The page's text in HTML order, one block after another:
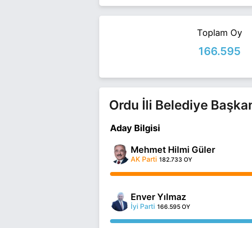
YILMAZ, 22. VE 23.
OLARAK GÖREV YAPTI.
AK PARTI’DEN ORDU
Toplam Oy
166.595
Ordu İli Belediye
Aday Bilgisi
Mehmet Hilmi Güler
AK Parti 182.733 OY
Enver Yılmaz
İyi Parti 166.595 OY